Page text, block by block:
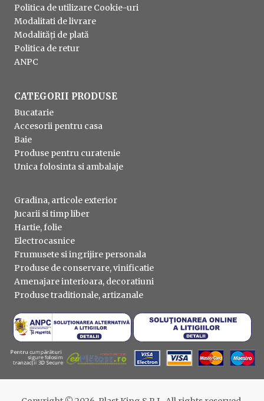
Politica de utilizare Cookie-uri
Modalitati de livrare
Modalități de plată
Politica de retur
ANPC
CATEGORII PRODUSE
Bucatarie
Accesorii pentru casa
Baie
Produse pentru curatenie
Unica folosinta si ambalaje
Gradina, articole exterior
Jucarii si timp liber
Hartie, folie
Electrocasnice
Frumusete si ingrijire personala
Produse de conservare, vinificatie
Amenajare interioara, decoratiuni
Produse traditionale, artizanale